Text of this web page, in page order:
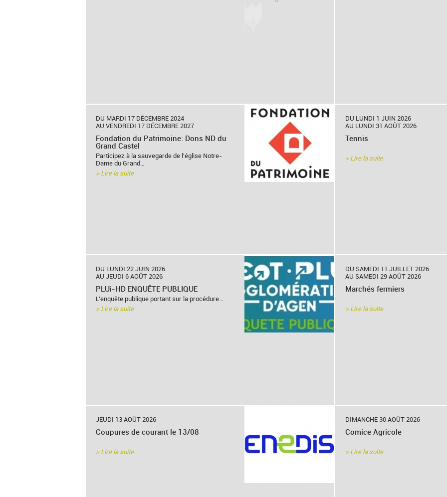
DU MARDI 17 DÉCEMBRE 2024
AU VENDREDI 17 DÉCEMBRE 2027
Fondation du Patrimoine: Dons ND du
Grand Castel
Participez à la sauvegarde de l'église Notre-
Dame du Grand…
> Lire la suite
DU LUNDI 1 JUIN 2026
AU LUNDI 31 AOÛT 2026
Tennis
> Lire la suite
DU LUNDI 22 JUIN 2026
AU JEUDI 6 AOÛT 2026
PLUi-HD ENQUÊTE PUBLIQUE
L’enquête publique portant sur la procédure…
> Lire la suite
DU SAMEDI 11 JUILLET 2026
AU SAMEDI 29 AOÛT 2026
Marchés fermiers
> Lire la suite
JEUDI 13 AOÛT 2026
Coupures de courant le 13/08
> Lire la suite
DIMANCHE 30 AOÛT 2026
Comice Agricole
> Lire la suite